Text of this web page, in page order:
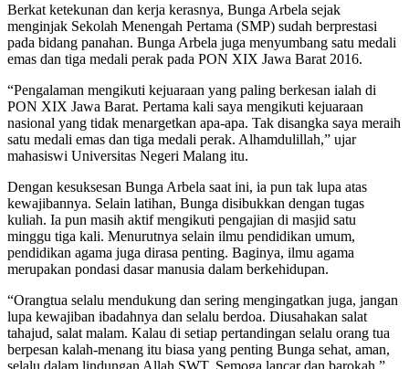
Berkat ketekunan dan kerja kerasnya, Bunga Arbela sejak
menginjak Sekolah Menengah Pertama (SMP) sudah berprestasi
pada bidang panahan. Bunga Arbela juga menyumbang satu medali
emas dan tiga medali perak pada PON XIX Jawa Barat 2016.
“Pengalaman mengikuti kejuaraan yang paling berkesan ialah di
PON XIX Jawa Barat. Pertama kali saya mengikuti kejuaraan
nasional yang tidak menargetkan apa-apa. Tak disangka saya meraih
satu medali emas dan tiga medali perak. Alhamdulillah,” ujar
mahasiswi Universitas Negeri Malang itu.
Dengan kesuksesan Bunga Arbela saat ini, ia pun tak lupa atas
kewajibannya. Selain latihan, Bunga disibukkan dengan tugas
kuliah. Ia pun masih aktif mengikuti pengajian di masjid satu
minggu tiga kali. Menurutnya selain ilmu pendidikan umum,
pendidikan agama juga dirasa penting. Baginya, ilmu agama
merupakan pondasi dasar manusia dalam berkehidupan.
“Orangtua selalu mendukung dan sering mengingatkan juga, jangan
lupa kewajiban ibadahnya dan selalu berdoa. Diusahakan salat
tahajud, salat malam. Kalau di setiap pertandingan selalu orang tua
berpesan kalah-menang itu biasa yang penting Bunga sehat, aman,
selalu dalam lindungan Allah SWT. Semoga lancar dan barokah,”